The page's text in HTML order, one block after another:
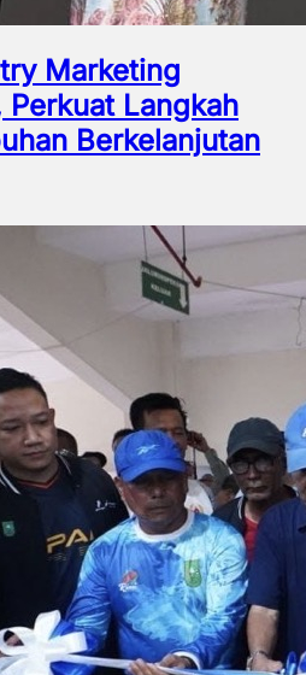
Marketing
Langkah
Berkelanjutan